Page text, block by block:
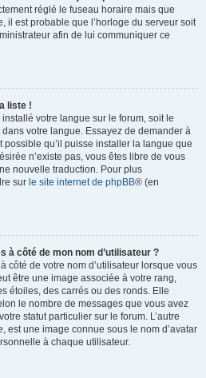
réglé le fuseau horaire mais que
il est probable que l’horloge du serveur soit
afin de lui communiquer ce
liste !
votre langue sur le forum, soit le
dans votre langue. Essayez de demander à
possible qu’il puisse installer la langue que
n’existe pas, vous êtes libre de vous
nouvelle traduction. Pour plus
sur le site internet de phpBB® (en
à côté de mon nom d’utilisateur ?
côté de votre nom d’utilisateur lorsque vous
être une image associée à votre rang,
étoiles, des carrés ou des ronds. Elle
le nombre de messages que vous avez
statut particulier sur le forum. L’autre
est une image connue sous le nom d’avatar
à chaque utilisateur.